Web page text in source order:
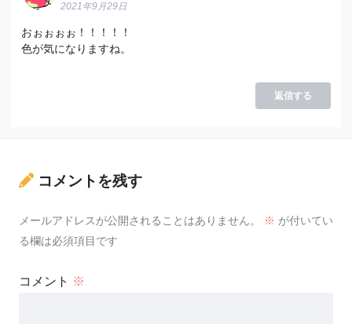
2021年9月29日
おぉぉぉぉ！！！！！
色が気になりますね。
返信する
コメントを残す
メールアドレスが公開されることはありません。 ※ が付いてい
る欄は必須項目です
コメント ※